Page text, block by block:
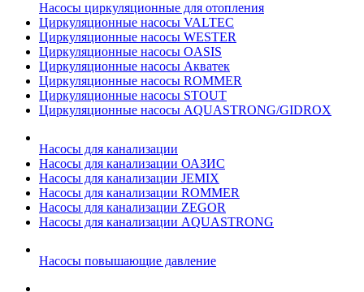
Насосы циркуляционные для отопления
Циркуляционные насосы VALTEC
Циркуляционные насосы WESTER
Циркуляционные насосы OASIS
Циркуляционные насосы Акватек
Циркуляционные насосы ROMMER
Циркуляционные насосы STOUT
Циркуляционные насосы AQUASTRONG/GIDROX
Насосы для канализации
Насосы для канализации ОАЗИС
Насосы для канализации JEMIX
Насосы для канализации ROMMER
Насосы для канализации ZEGOR
Насосы для канализации AQUASTRONG
Насосы повышающие давление